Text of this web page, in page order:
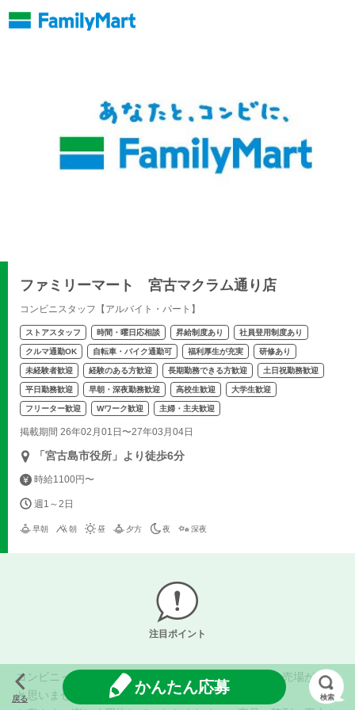
ファミリーマート 宮古マクラム通り店
コンビニスタッフ【アルバイト・パート】
ストアスタッフ 時間・曜日応相談 昇給制度あり 社員登用制度あり
クルマ通勤OK 自転車・バイク通勤可 福利厚生が充実 研修あり
未経験者歓迎 経験のある方歓迎 長期勤務できる方歓迎 土日祝勤務歓迎
平日勤務歓迎 早朝・深夜勤務歓迎 高校生歓迎 大学生歓迎
フリーター歓迎 Wワーク歓迎 主婦・主夫歓迎
掲載期間 26年02月01日〜27年03月04日
「宮古島市役所」より徒歩6分
時給1100円〜
週1～2日
早朝 朝 昼 夕方 夜 深夜
注目ポイント
コンビニって、同じチェーンでも店舗ごとに雰囲気や売場が違う
と思いませんか？
戻る
かんたん応募
検索